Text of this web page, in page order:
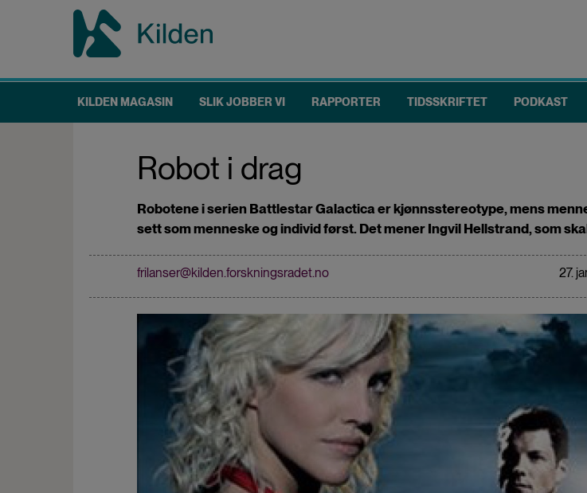
Main
navigation
KILDEN MAGASIN SLIK JOBBER VI RAPPORTER TIDSSKRIFTET PODKAST
Robot i drag
Robotene i serien Battlestar Galactica er kjønnsstereotype, mens
sett som menneske og individ først. Det mener Ingvil Hellstrand, som
frilanser@kilden.forskningsradet.no 27.